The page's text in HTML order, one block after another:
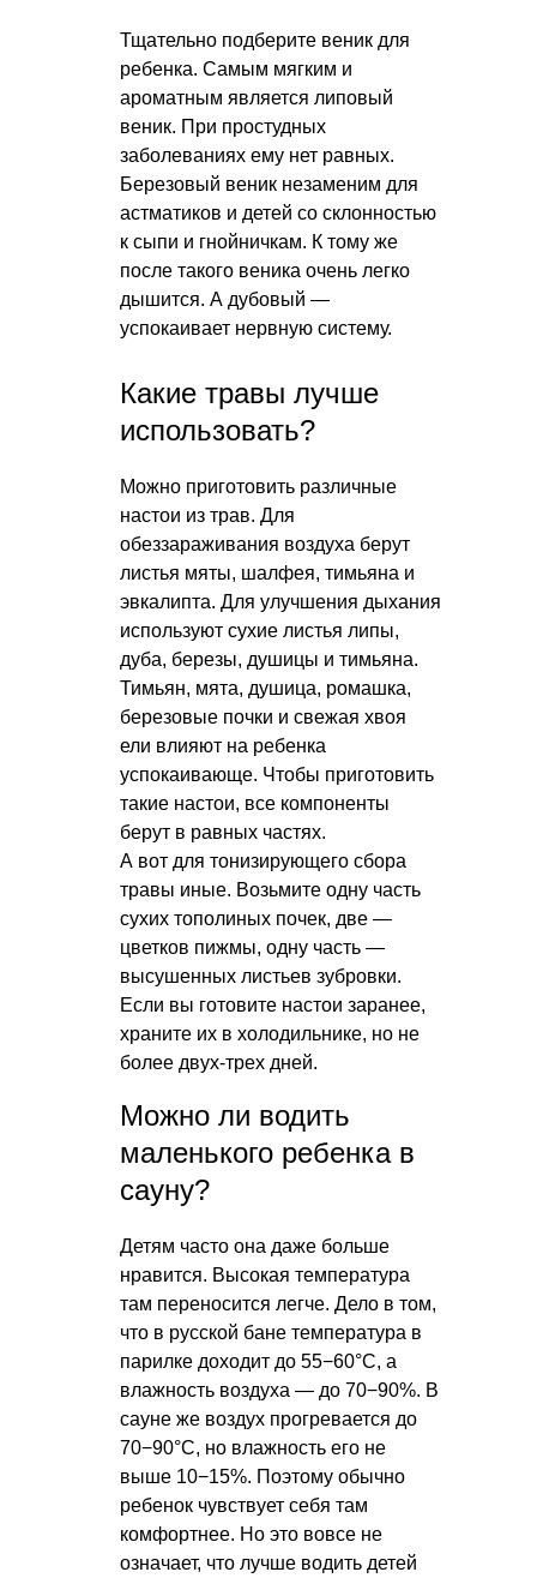
Тщательно подберите веник для
ребенка. Самым мягким и
ароматным является липовый
веник. При простудных
заболеваниях ему нет равных.
Березовый веник незаменим для
астматиков и детей со склонностью
к сыпи и гнойничкам. К тому же
после такого веника очень легко
дышится. А дубовый —
успокаивает нервную систему.
Какие травы лучше
использовать?
Можно приготовить различные
настои из трав. Для
обеззараживания воздуха берут
листья мяты, шалфея, тимьяна и
эвкалипта. Для улучшения дыхания
используют сухие листья липы,
дуба, березы, душицы и тимьяна.
Тимьян, мята, душица, ромашка,
березовые почки и свежая хвоя
ели влияют на ребенка
успокаивающе. Чтобы приготовить
такие настои, все компоненты
берут в равных частях.
А вот для тонизирующего сбора
травы иные. Возьмите одну часть
сухих тополиных почек, две —
цветков пижмы, одну часть —
высушенных листьев зубровки.
Если вы готовите настои заранее,
храните их в холодильнике, но не
более двух-трех дней.
Можно ли водить
маленького ребенка в
сауну?
Детям часто она даже больше
нравится. Высокая температура
там переносится легче. Дело в том,
что в русской бане температура в
парилке доходит до 55−60°С, а
влажность воздуха — до 70−90%. В
сауне же воздух прогревается до
70−90°С, но влажность его не
выше 10−15%. Поэтому обычно
ребенок чувствует себя там
комфортнее. Но это вовсе не
означает, что лучше водить детей